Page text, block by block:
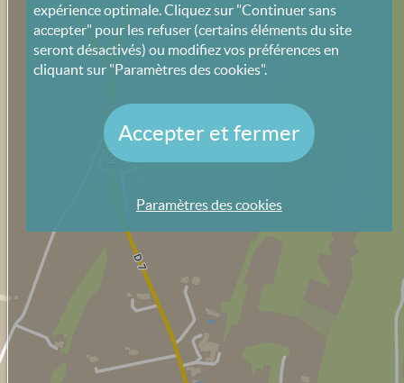
expérience optimale. Cliquez sur "Continuer sans
accepter" pour les refuser (certains éléments du site
seront désactivés) ou modifiez vos préférences en
cliquant sur "Paramètres des cookies".
Paramètres des cookies
Accepter et fermer